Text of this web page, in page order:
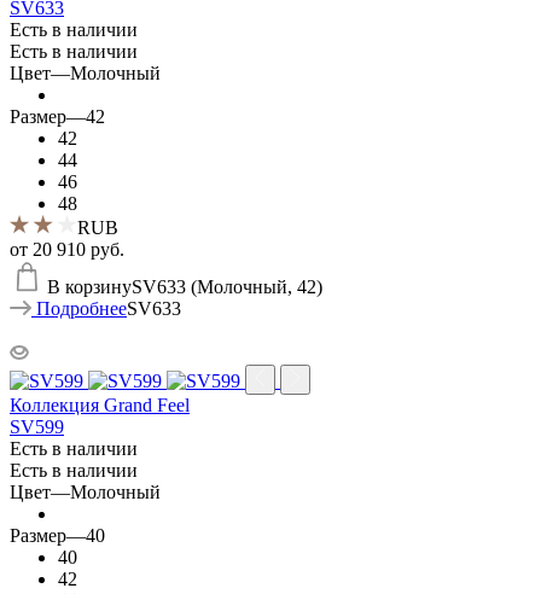
SV633
Есть в наличии
Есть в наличии
Цвет—Молочный
Размер—42
42
44
46
48
RUB
от 20 910 руб.
В корзинуSV633 (Молочный, 42)
ПодробнееSV633
Коллекция Grand Feel
SV599
Есть в наличии
Есть в наличии
Цвет—Молочный
Размер—40
40
42